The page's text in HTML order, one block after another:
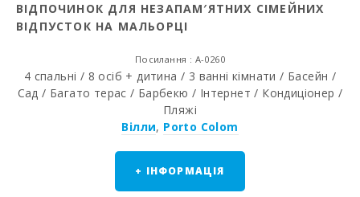
ВІДПОЧИНОК ДЛЯ НЕЗАПАМ′ЯТНИХ СІМЕЙНИХ
ВІДПУСТОК НА МАЛЬОРЦІ
Посилання : A-0260
4 спальні / 8 осіб + дитина / 3 ванні кімнати / Басейн /
Сад / Багато терас / Барбекю / Інтернет / Кондиціонер /
Пляжі
Вілли, Porto Colom
+ ІНФОРМАЦІЯ